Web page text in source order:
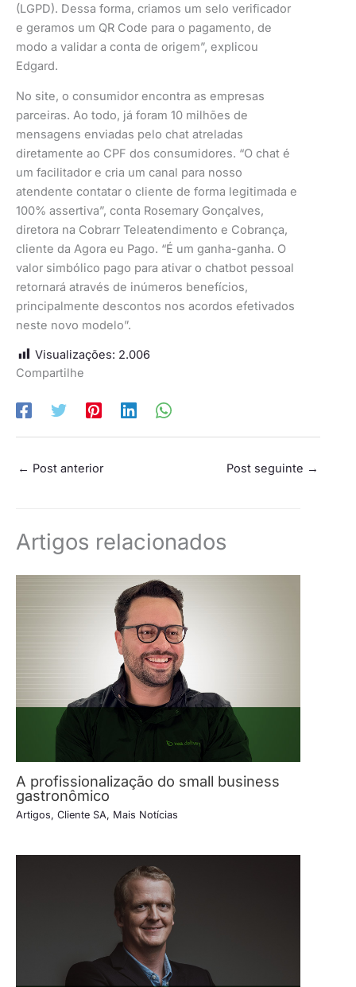
(LGPD). Dessa forma, criamos um selo verificador
e geramos um QR Code para o pagamento, de
modo a validar a conta de origem”, explicou
Edgard.
No site, o consumidor encontra as empresas
parceiras. Ao todo, já foram 10 milhões de
mensagens enviadas pelo chat atreladas
diretamente ao CPF dos consumidores. “O chat é
um facilitador e cria um canal para nosso
atendente contatar o cliente de forma legitimada e
100% assertiva”, conta Rosemary Gonçalves,
diretora na Cobrarr Teleatendimento e Cobrança,
cliente da Agora eu Pago. “É um ganha-ganha. O
valor simbólico pago para ativar o chatbot pessoal
retornará através de inúmeros benefícios,
principalmente descontos nos acordos efetivados
neste novo modelo”.
Visualizações: 2.006
Compartilhe
← Post anterior Post seguinte →
Artigos relacionados
A profissionalização do small business
gastronômico
Artigos, Cliente SA, Mais Notícias